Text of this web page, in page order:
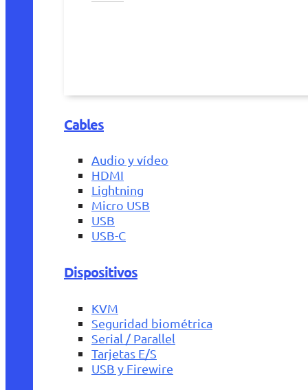
Cables
Audio y vídeo
HDMI
Lightning
Micro USB
USB
USB-C
Dispositivos
KVM
Seguridad biométrica
Serial / Parallel
Tarjetas E/S
USB y Firewire